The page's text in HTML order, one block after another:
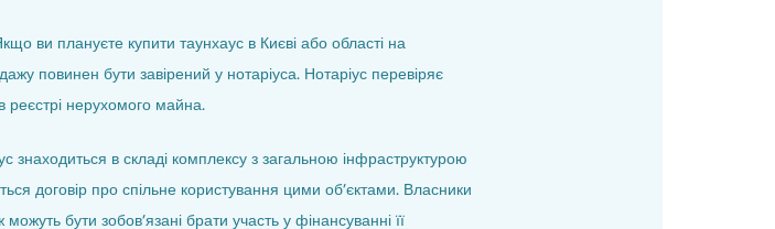
ви плануєте купити таунхаус в Києві або області на
повинен бути завірений у нотаріуса. Нотаріус перевіряє
в реєстрі нерухомого майна.
знаходиться в складі комплексу з загальною інфраструктурою
договір про спільне користування цими об’єктами. Власники
бути зобов’язані брати участь у фінансуванні її